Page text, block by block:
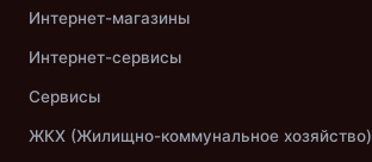
Интернет-магазины
Интернет-сервисы
Сервисы
ЖКХ (Жилищно-коммунальное хозяйство)